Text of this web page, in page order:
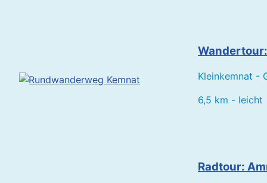
Kleinkemnat -
6,5 km - leicht
Radtour: